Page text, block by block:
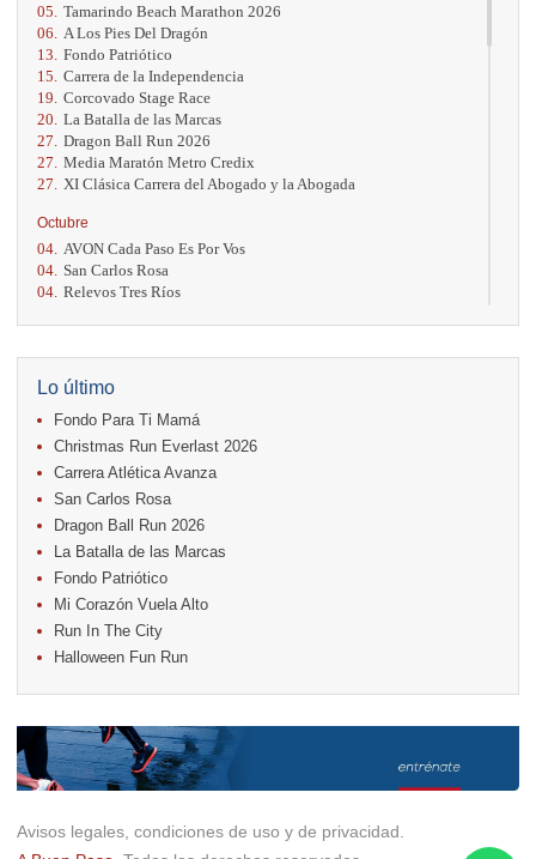
05. Tamarindo Beach Marathon 2026
06.
A Los Pies Del Dragón
13. Fondo Patriótico
15. Carrera de la Independencia
19. Corcovado Stage Race
20. La Batalla de las Marcas
27. Dragon Ball Run 2026
27. Media Maratón Metro Credix
27.
XI Clásica Carrera del Abogado y la Abogada
Octubre
04. AVON Cada Paso Es Por Vos
04. San Carlos Rosa
04. Relevos Tres Ríos
17. Caribe Paradise Run
18.
Casa Turire Trail Run
18. Warriors Run Circuit
18. Samsung Jacó Beach Half Marathon 2026
25. KRun by Under Armour
25. Run Alajuela
Noviembre
08. Lindora Run
15. Entre Pan y Rosas
Diciembre
06. Trail Vulcania 2026
12. Media Maratón Puntarenas 2026
Lo último
Fondo Para Ti Mamá
Christmas Run Everlast 2026
Carrera Atlética Avanza
San Carlos Rosa
Dragon Ball Run 2026
La Batalla de las Marcas
Fondo Patriótico
Mi Corazón Vuela Alto
Run In The City
Halloween Fun Run
Avisos legales, condiciones de uso y de privacidad.